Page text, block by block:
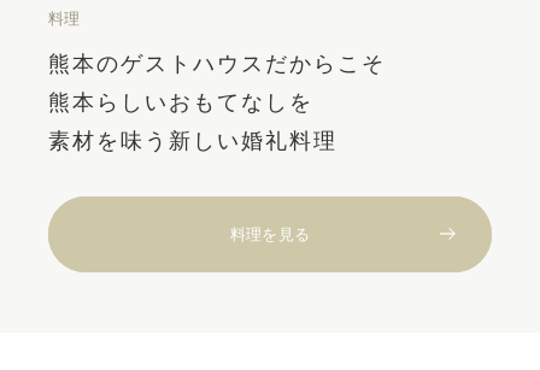
料理
熊本のゲストハウスだからこそ
熊本らしいおもてなしを
素材を味う新しい婚礼料理
料理を見る